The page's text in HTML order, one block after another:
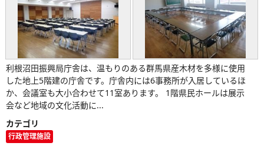
利根沼田振興局庁舎は、温もりのある群馬県産木材を多様に使用
した地上5階建の庁舎です。庁舎内には6事務所が入居しているほ
か、会議室も大小合わせて11室あります。 1階県民ホールは展示
会など地域の文化活動に...
カテゴリ
行政管理施設